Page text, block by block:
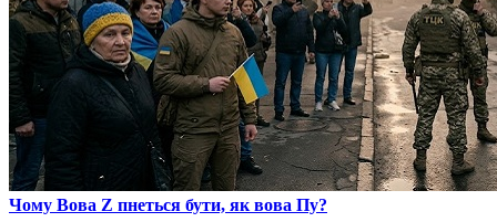
​Чому Вова Z пнеться бути, як вова Пу?